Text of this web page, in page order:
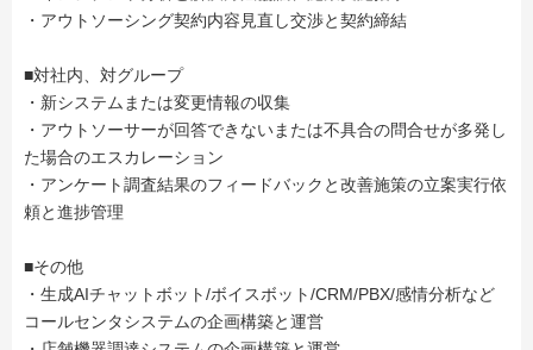
・アウトソーシング契約内容見直し交渉と契約締結
■対社内、対グループ
・新システムまたは変更情報の収集
・アウトソーサーが回答できないまたは不具合の問合せが多発し
た場合のエスカレーション
・アンケート調査結果のフィードバックと改善施策の立案実行依
頼と進捗管理
■その他
・生成AIチャットボット/ボイスボット/CRM/PBX/感情分析など
コールセンタシステムの企画構築と運営